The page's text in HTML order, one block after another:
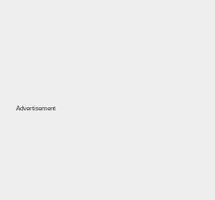
Advertisement